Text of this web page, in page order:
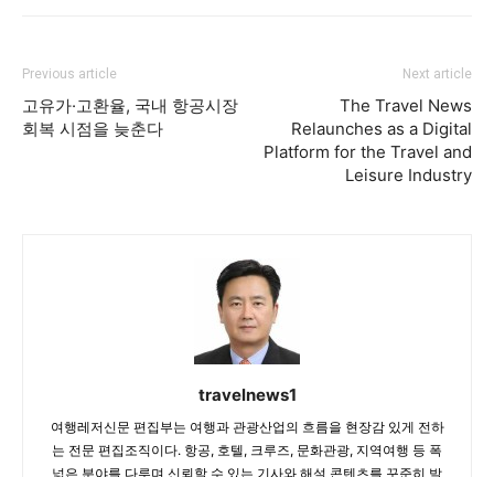
Previous article
고유가·고환율, 국내 항공시장
회복 시점을 늦춘다
Next article
The Travel News
Relaunches as a Digital
Platform for the Travel and
Leisure Industry
travelnews1
여행레저신문 편집부는 여행과 관광산업의 흐름을 현장감 있게 전하
는 전문 편집조직이다. 항공, 호텔, 크루즈, 문화관광, 지역여행 등 폭
넓은 분야를 다루며 신뢰할 수 있는 기사와 해설 콘텐츠를 꾸준히 발